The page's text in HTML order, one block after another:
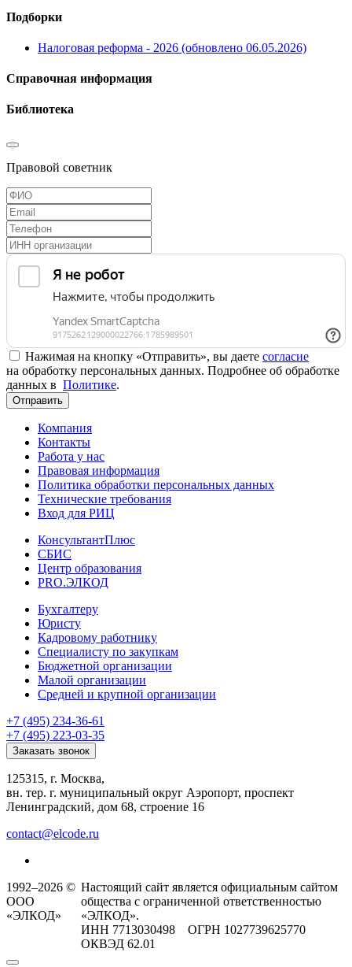
Подборки
Налоговая реформа - 2026 (обновлено 06.05.2026)
Справочная информация
Библиотека
Правовой советник
Нажимая на кнопку «Отправить», вы даете согласие
на обработку персональных данных. Подробнее об обработке
данных в Политике.
Отправить
Компания
Контакты
Работа у нас
Правовая информация
Политика обработки персональных данных
Технические требования
Вход для РИЦ
КонсультантПлюс
СБИС
Центр образования
PRO.ЭЛКОД
Бухгалтеру
Юристу
Кадровому работнику
Специалисту по закупкам
Бюджетной организации
Малой организации
Средней и крупной организации
+7 (495) 234-36-61
+7 (495) 223-03-35
Заказать звонок
125315, г. Москва,
вн. тер. г. муниципальный округ Аэропорт, проспект
Ленинградский, дом 68, строение 16
contact@elcode.ru
1992–2026 ©
ООО
«ЭЛКОД»
Настоящий сайт является официальным сайтом
общества с ограниченной ответственностью
«ЭЛКОД».
ИНН 7713030498 ОГРН 1027739625770
ОКВЭД 62.01